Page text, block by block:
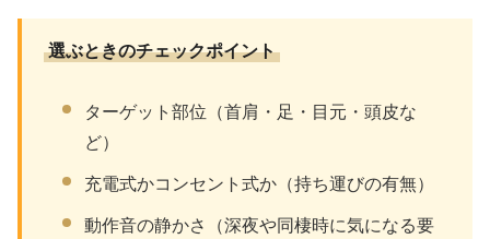
選ぶときのチェックポイント
ターゲット部位（首肩・足・目元・頭皮な
ど）
充電式かコンセント式か（持ち運びの有無）
動作音の静かさ（深夜や同棲時に気になる要